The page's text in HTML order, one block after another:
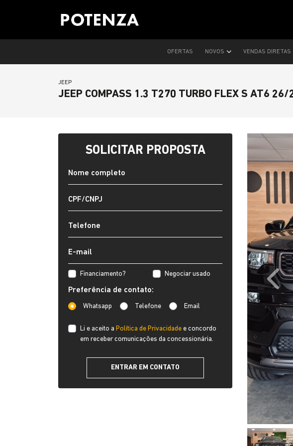
OFERTAS NOVOS VENDAS DIRETAS
JEEP
JEEP COMPASS 1.3 T270 TURBO FLEX S AT6 26/
SOLICITAR PROPOSTA
Financiamento? Negociar usado
Preferência de contato:
Whatsapp Telefone Email
Li e aceito a Política de Privacidade e concordo
em receber comunicações da concessionária.
ENTRAR EM CONTATO